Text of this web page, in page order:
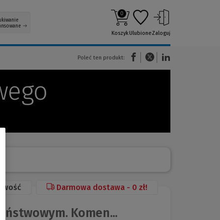
0
KoszykUlubioneZaloguj
Poleć ten produkt:
(Nowe okno)(Link do innej strony)
Darmowa dostawa - 0 zł!
Komen...